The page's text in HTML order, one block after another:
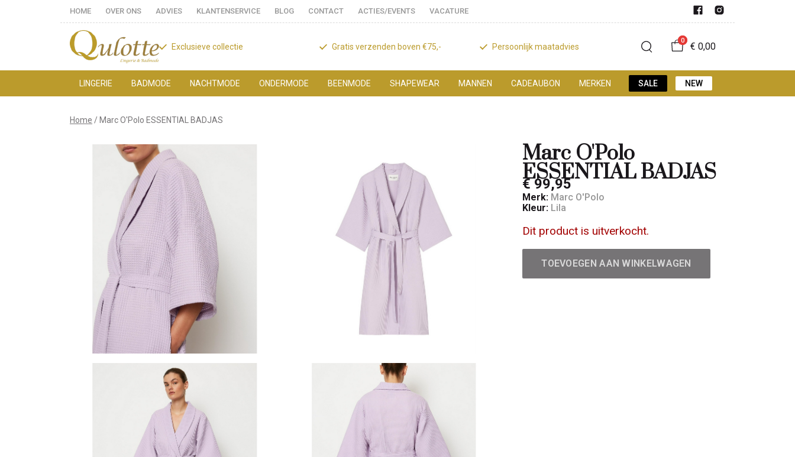
HOME OVER ONS ADVIES KLANTENSERVICE BLOG CONTACT ACTIES/EVENTS VACATURE
Exclusieve collectie Gratis verzenden boven €75,- Persoonlijk maatadvies
0
€ 0,00
LINGERIE BADMODE NACHTMODE ONDERMODE BEENMODE SHAPEWEAR MANNEN CADEAUBON MERKEN SALE NEW
Marc
ESSENTIAL
Home Marc O'Polo ESSENTIAL BADJAS
Marc O'Polo
ESSENTIAL BADJAS
€ 99,95
Merk: Marc O'Polo
Kleur: Lila
Dit product is uitverkocht.
TOEVOEGEN AAN WINKELWAGEN